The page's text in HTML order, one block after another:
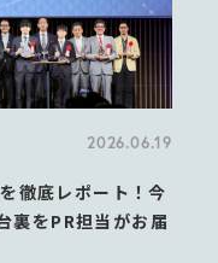
2026.06.19
徹底レポート！今
裏をPR担当がお届